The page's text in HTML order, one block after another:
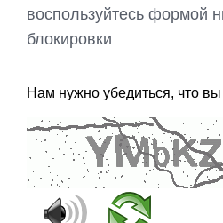
воспользуйтесь формой
блокировки
Нам нужно убедиться, что